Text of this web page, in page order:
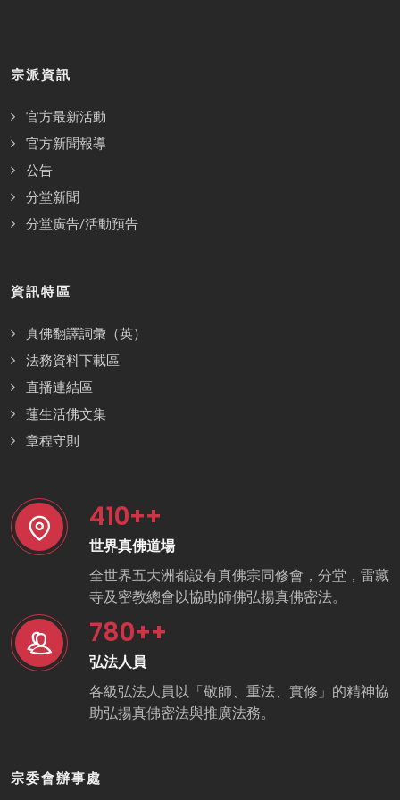
宗派資訊
官方最新活動
官方新聞報導
公告
分堂新聞
分堂廣告/活動預告
資訊特區
真佛翻譯詞彙（英）
法務資料下載區
直播連結區
蓮生活佛文集
章程守則
410++
世界真佛道場
全世界五大洲都設有真佛宗同修會，分堂，雷藏
寺及密教總會以協助師佛弘揚真佛密法。
780++
弘法人員
各級弘法人員以「敬師、重法、實修」的精神協
助弘揚真佛密法與推廣法務。
宗委會辦事處